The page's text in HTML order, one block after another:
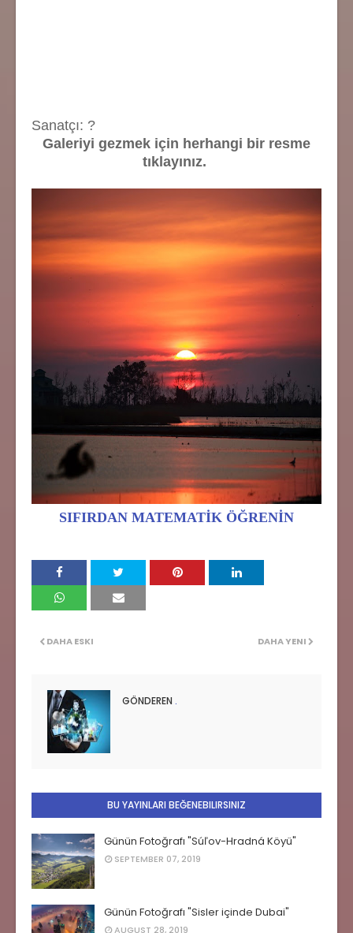
Sanatçı: ?
Galeriyi gezmek için herhangi bir resme
tıklayınız.
SIFIRDAN MATEMATİK ÖĞRENİN
DAHA YENI
DAHA ESKI
GÖNDEREN .
BU YAYINLARI BEĞENEBILIRSINIZ
Günün Fotoğrafı "Súľov-Hradná Köyü"
SEPTEMBER 07, 2019
Günün Fotoğrafı "Sisler içinde Dubai"
AUGUST 28, 2019